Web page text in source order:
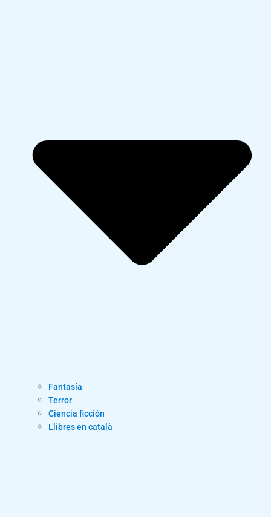
Fantasía
Terror
Ciencia ficción
Llibres en català